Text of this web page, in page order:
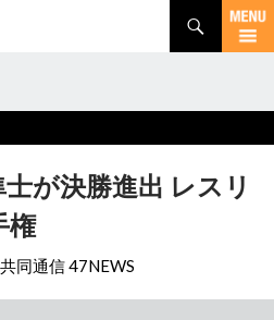
が決勝進出 レスリ
権
共同通信 47NEWS